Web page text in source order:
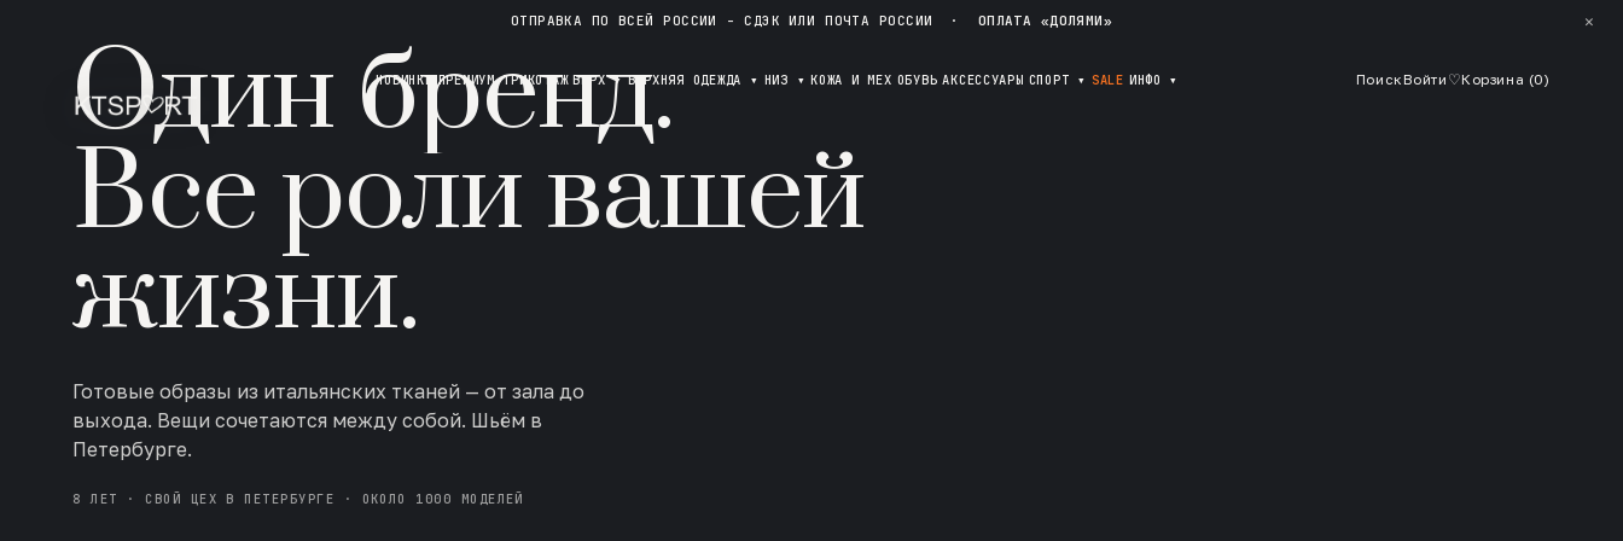
ОТПРАВКА ПО ВСЕЙ РОССИИ - СДЭК ИЛИ ПОЧТА РОССИИ · ОПЛАТА «ДОЛЯМИ» ✕
НОВИНКИ ПРЕМИУМ ТРИКОТАЖ ВЕРХ▾ ВЕРХНЯЯ ОДЕЖДА ▾ НИЗ ▾ КОЖА И МЕХ ОБУВЬ АКСЕССУАРЫ СПОРТ ▾ SALE ИНФО ▾ ПоискВойти ♡Корзина (0)
Один бренд.
Все роли вашей
жизни.
Готовые образы из итальянских тканей — от зала до
выхода. Вещи сочетаются между собой. Шьём в
Петербурге.
8 ЛЕТ · СВОЙ ЦЕХ В ПЕТЕРБУРГЕ · ОКОЛО 1000 МОДЕЛЕЙ